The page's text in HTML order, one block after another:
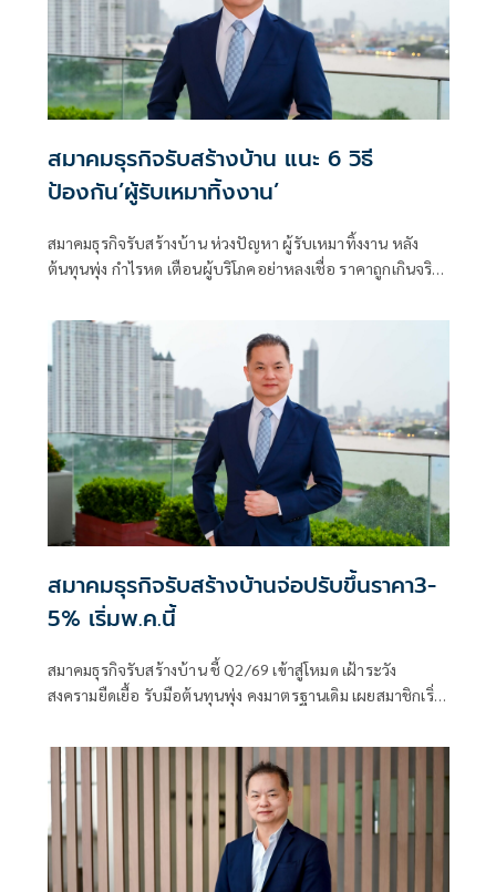
สมาคมธุรกิจรับสร้างบ้าน แนะ 6 วิธี
ป้องกัน’ผู้รับเหมาทิ้งงาน’
สมาคมธุรกิจรับสร้างบ้าน ห่วงปัญหา ผู้รับเหมาทิ้งงาน หลัง
ต้นทุนพุ่ง กำไรหด เตือนผู้บริโภคอย่าหลงเชื่อ ราคาถูกเกินจริง
ทิ้งงาน เช็กให้ชัวร์ก่อนจ้าง
สมาคมธุรกิจรับสร้างบ้านจ่อปรับขึ้นราคา3-
5% เริ่มพ.ค.นี้
สมาคมธุรกิจรับสร้างบ้าน ชี้ Q2/69 เข้าสู่โหมด เฝ้าระวัง
สงครามยืดเยื้อ รับมือต้นทุนพุ่ง คงมาตรฐานเดิม เผยสมาชิกเริ่ม
รัฐบาลขยายเพดานลดหย่อนภาษี สร้างบ้านบนที่ดินตัวเอง จาก
100,000 แสนบาท เป็น 500,000 แสนบาท เชื่อมั่นกระตุ้นการ
ตัดสินใจสร้างบ้าน